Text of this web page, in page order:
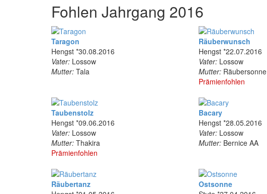
Fohlen Jahrgang 2016
Taragon
Hengst *30.08.2016
Vater: Lossow
Mutter: Tala
Räuberwunsch
Hengst *22.07.2016
Vater:Lossow
Mutter:Räubersonne
Prämienfohlen
Taubenstolz
Hengst *09.06.2016
Vater: Lossow
Mutter: Thakira
Prämienfohlen
Bacary
Hengst *28.05.2016
Vater:Lossow
Mutter:Bernice AA
Räubertanz
Ostsonne